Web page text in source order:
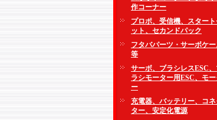
作コーナー
プロポ、受信機、スター
ット、セカンドパック
フタバパーツ・サーボケー
等
サーボ、ブラシレスESC
ラシモーター用ESC、モー
ー
充電器、バッテリー、コネ
ター、安定化電源